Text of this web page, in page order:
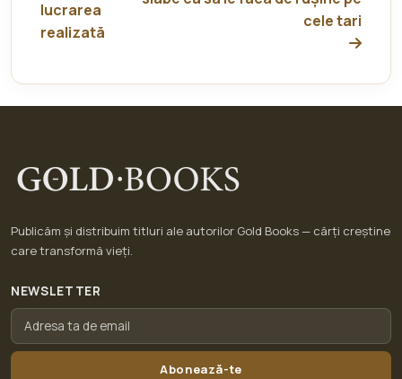
lucrarea
realizată
cele tari
Publicăm și distribuim titluri ale autorilor Gold Books — cărți creștine
care transformă vieți.
NEWSLETTER
Abonează-te